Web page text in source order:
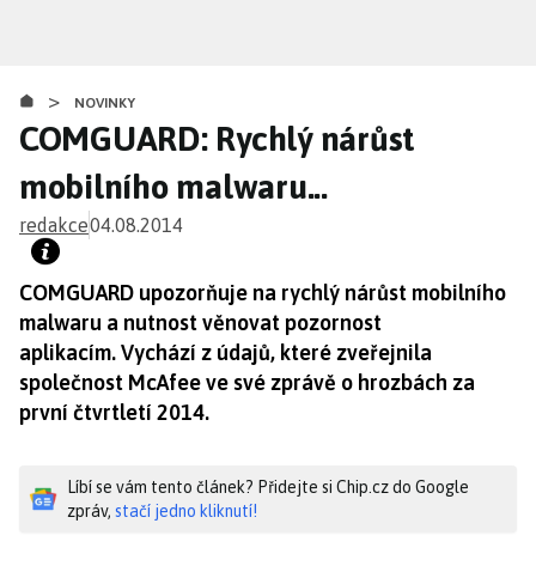
obsahu
> NOVINKY
COMGUARD: Rychlý nárůst
mobilního malwaru...
redakce04.08.2014
COMGUARD upozorňuje na rychlý nárůst mobilního
malwaru a nutnost věnovat pozornost
aplikacím. Vychází z údajů, které zveřejnila
společnost McAfee ve své zprávě o hrozbách za
první čtvrtletí 2014.
Líbí se vám tento článek? Přidejte si Chip.cz do Google
zpráv, stačí jedno kliknutí!